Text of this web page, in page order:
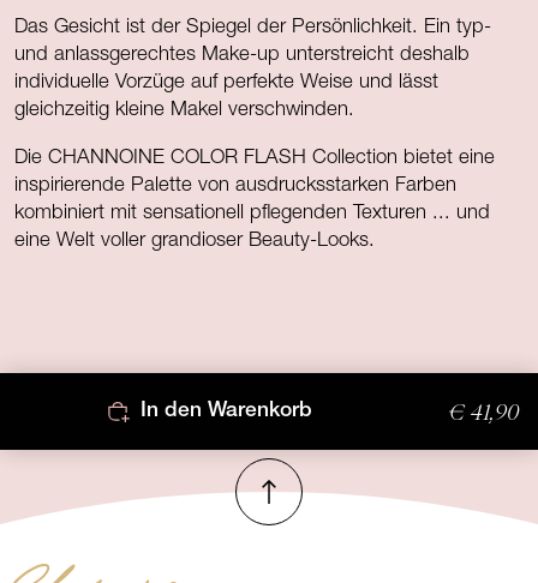
Das Gesicht ist der Spiegel der Persönlichkeit. Ein typ-
und anlassgerechtes Make-up unterstreicht deshalb
individuelle Vorzüge auf perfekte Weise und lässt
gleichzeitig kleine Makel verschwinden.
Die CHANNOINE COLOR FLASH Collection bietet eine
inspirierende Palette von ausdrucksstarken Farben
kombiniert mit sensationell pflegenden Texturen ... und
eine Welt voller grandioser Beauty-Looks.
In den Warenkorb € 41,90
Nach oben